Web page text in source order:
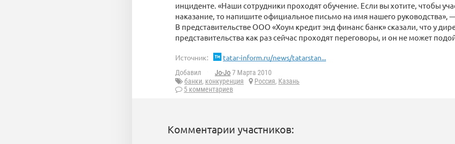
инциденте. «Наши сотрудники проходят обучение. Если вы хотите, чтобы
наказание, то напишите официальное письмо на имя нашего руководства»,
В представительстве ООО «Хоум кредит энд финанс банк» сказали, что у
представительства как раз сейчас проходят переговоры, и он не может
Источник: tatar-inform.ru/news/tatarstan...
Добавил Jo-Jo7 Марта 2010
банки, конкуренция Россия, Казань
5 комментариев
Комментарии участников: